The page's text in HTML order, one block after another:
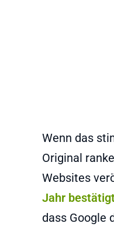
Wenn das
Original
Websites
Jahr
dass Google